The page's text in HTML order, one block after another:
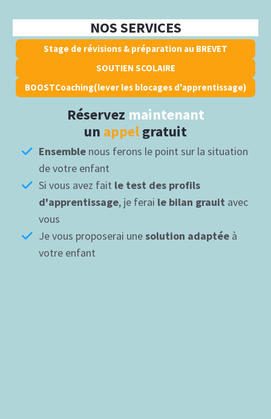
NOS SERVICES
Stage de révisions & préparation au BREVET
SOUTIEN SCOLAIRE
BOOSTCoaching(lever les blocages d'apprentissage)
Réservez maintenant
un appelgratuit
Ensemble nous ferons le point sur la situation
de votre enfant
Si vous avez fait le test des profils
d'apprentissage, je ferai le bilan grauit avec
vous
Je vous proposerai unesolution adaptée à
votre enfant